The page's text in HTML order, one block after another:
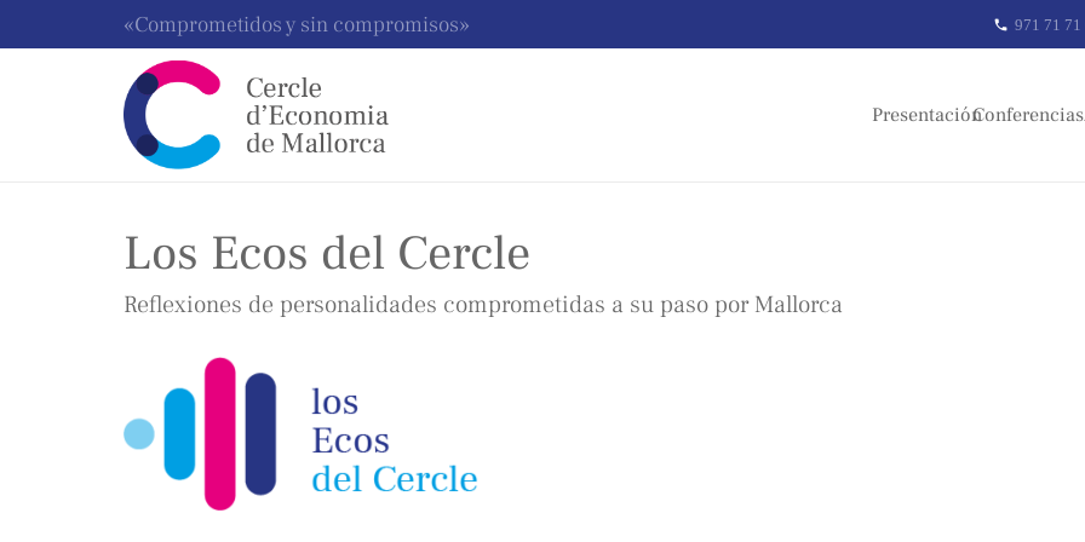
«Comprometidos y sin compromisos» phone 971 71 71
PresentaciónConferencias
Los Ecos del Cercle
Reflexiones de personalidades comprometidas a su paso por Mallorca